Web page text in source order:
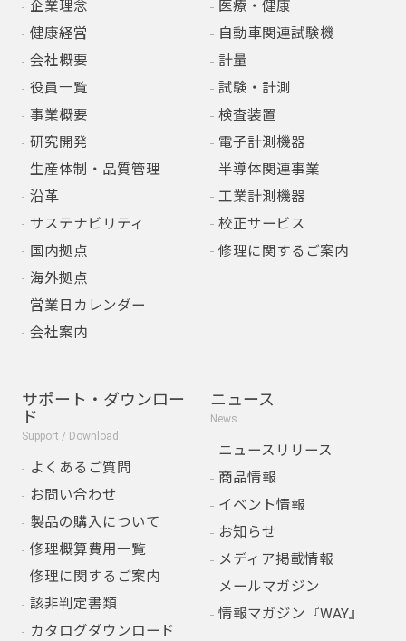
企業理念
健康経営
会社概要
役員一覧
事業概要
研究開発
生産体制・品質管理
沿革
サステナビリティ
国内拠点
海外拠点
営業日カレンダー
会社案内
医療・健康
自動車関連試験機
計量
試験・計測
検査装置
電子計測機器
半導体関連事業
工業計測機器
校正サービス
修理に関するご案内
サポート・ダウンロー
ド
Support / Download
よくあるご質問
お問い合わせ
製品の購入について
修理概算費用一覧
修理に関するご案内
該非判定書類
カタログダウンロード
ニュース
News
ニュースリリース
商品情報
イベント情報
お知らせ
メディア掲載情報
メールマガジン
情報マガジン『WAY』